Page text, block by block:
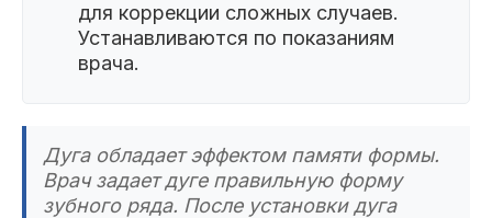
для коррекции сложных случаев.
Устанавливаются по показаниям
врача.
Дуга обладает эффектом памяти формы.
Врач задает дуге правильную форму
зубного ряда. После установки дуга